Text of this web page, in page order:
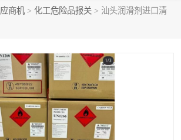
商机 > 化工危险品报关 > 汕头润滑剂进口清
服装进口清关
进口杂货清关
机床进口清关